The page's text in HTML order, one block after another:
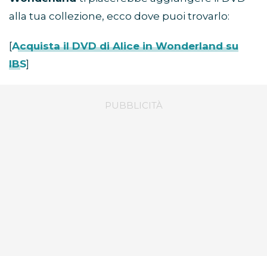
alla tua collezione, ecco dove puoi trovarlo:
[Acquista il DVD di Alice in Wonderland su
IBS]